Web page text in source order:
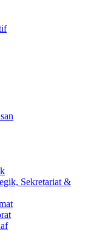
Sekretariat &